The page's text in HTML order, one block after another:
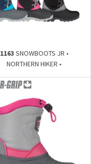
1163 SNOWBOOTS JR •
NORTHERN HIKER •